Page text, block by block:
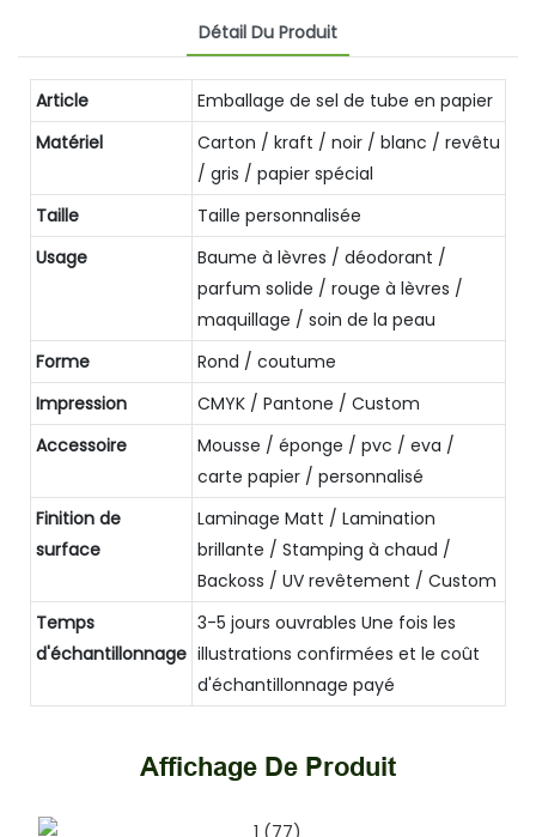
Détail Du Produit
Article
Emballage de sel de tube en papier
Matériel
Carton / kraft / noir / blanc / revêtu
/ gris / papier spécial
Taille
Taille personnalisée
Usage
Baume à lèvres / déodorant /
parfum solide / rouge à lèvres /
maquillage / soin de la peau
Forme
Rond / coutume
Impression
CMYK / Pantone / Custom
Accessoire
Mousse / éponge / pvc / eva /
carte papier / personnalisé
Finition de
surface
Laminage Matt / Lamination
brillante / Stamping à chaud /
Backoss / UV revêtement / Custom
Temps
d'échantillonnage
3-5 jours ouvrables Une fois les
illustrations confirmées et le coût
d'échantillonnage payé
Affichage De Produit